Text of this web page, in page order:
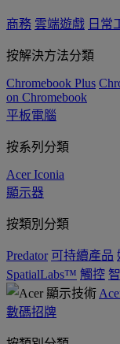
商務 雲端遊戲 日常
按解決方法分類
Chromebook Plus
on Chromebook
平板電腦
按系列分類
Acer Iconia
顯示器
按類別分類
Predator 可持續產品
SpatialLabs™ 觸控
數碼招牌